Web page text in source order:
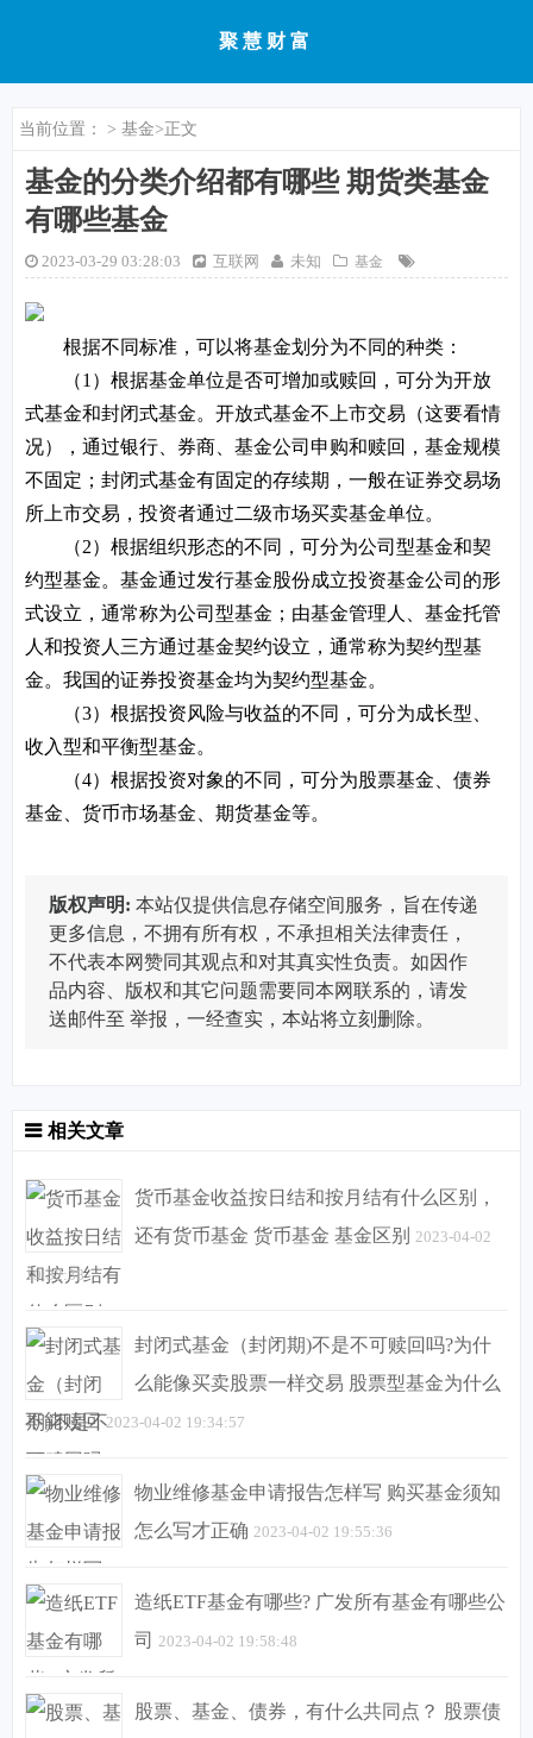
聚慧财富
当前位置： > 基金>正文
基金的分类介绍都有哪些 期货类基金
有哪些基金
2023-03-29 03:28:03 互联网 未知 基金
根据不同标准，可以将基金划分为不同的种类：
（1）根据基金单位是否可增加或赎回，可分为开放
式基金和封闭式基金。开放式基金不上市交易（这要看情
况），通过银行、券商、基金公司申购和赎回，基金规模
不固定；封闭式基金有固定的存续期，一般在证券交易场
所上市交易，投资者通过二级市场买卖基金单位。
（2）根据组织形态的不同，可分为公司型基金和契
约型基金。基金通过发行基金股份成立投资基金公司的形
式设立，通常称为公司型基金；由基金管理人、基金托管
人和投资人三方通过基金契约设立，通常称为契约型基
金。我国的证券投资基金均为契约型基金。
（3）根据投资风险与收益的不同，可分为成长型、
收入型和平衡型基金。
（4）根据投资对象的不同，可分为股票基金、债券
基金、货币市场基金、期货基金等。
版权声明: 本站仅提供信息存储空间服务，旨在传递
更多信息，不拥有所有权，不承担相关法律责任，
不代表本网赞同其观点和对其真实性负责。如因作
品内容、版权和其它问题需要同本网联系的，请发
送邮件至 举报，一经查实，本站将立刻删除。
相关文章
货币基金收益按日结和按月结有什么区别，
还有货币基金 货币基金 基金区别 2023-04-02
19:32:38
封闭式基金（封闭期)不是不可赎回吗?为什
么能像买卖股票一样交易 股票型基金为什么
不能赎回 2023-04-02 19:34:57
物业维修基金申请报告怎样写 购买基金须知
怎么写才正确 2023-04-02 19:55:36
造纸ETF基金有哪些? 广发所有基金有哪些公
司 2023-04-02 19:58:48
股票、基金、债券，有什么共同点？ 股票债